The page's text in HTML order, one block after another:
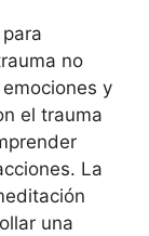
no
y
el trauma
La
una